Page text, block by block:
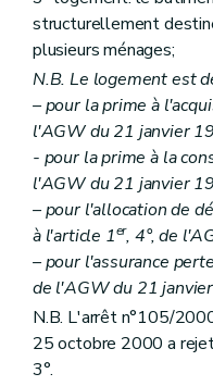
Chapitre III Des aides
Section
Sous-
Art. 29
Art. 30
Art. 31
Art. 32
Art. 33
Art.
33
Art. 34
Art. 34bis
Sous-
Art. 35
Art. 36
Art. 37
Art. 38
Art. 38
Sous-
structurellement
plusieurs ménages;
N.B. Le logement est
– pour la prime à
l'AGW du 21 janvier
- pour la prime à la
l'AGW du 21 janvier
– pour l'allocation de
à l'article 1er, 4°, de
– pour l'assurance
de l'AGW du 21
N.B. L'arrêt n°105/
25 octobre 2000 a
3°.